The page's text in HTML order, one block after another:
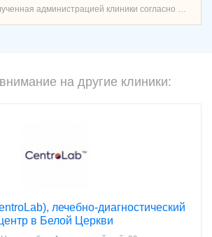
на другие клиники:
лечебно-диагностический
в Белой Церкви